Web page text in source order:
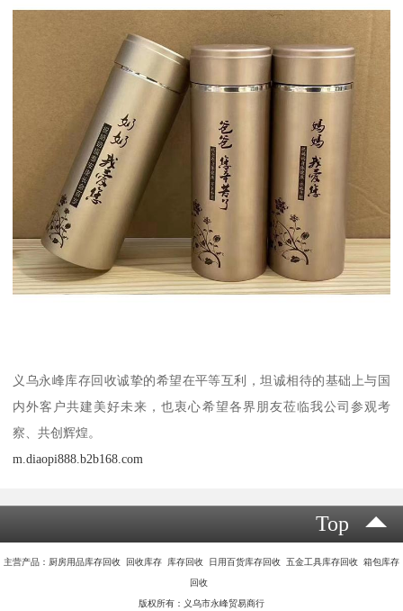
义乌永峰库存回收诚挚的希望在平等互利，坦诚相待的基础上与国
内外客户共建美好未来，也衷心希望各界朋友莅临我公司参观考
察、共创辉煌。
m.diaopi888.b2b168.com
Top
主营产品：厨房用品库存回收 回收库存 库存回收 日用百货库存回收 五金工具库存回收 箱包库存
回收
版权所有：义乌市永峰贸易商行